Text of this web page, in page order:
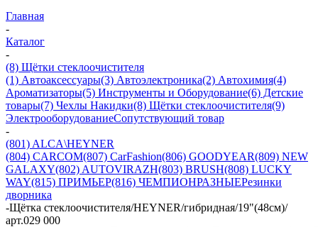
Главная
-
Каталог
-
(8) Щётки стеклоочистителя
(1) Автоаксессуары(3) Автоэлектроника(2) Автохимия(4)
Ароматизаторы(5) Инструменты и Оборудование(6) Детские
товары(7) Чехлы Накидки(8) Щётки стеклоочистителя(9)
ЭлектрооборудованиеСопутствующий товар
-
(801) ALCA\HEYNER
(804) CARCOM(807) CarFashion(806) GOODYEAR(809) NEW
GALAXY(802) AUTOVIRAZH(803) BRUSH(808) LUCKY
WAY(815) ПРИМЬЕР(816) ЧЕМПИОНРАЗНЫЕРезинки
дворника
-Щётка стеклоочистителя/HEYNER/гибридная/19"(48см)/
арт.029 000